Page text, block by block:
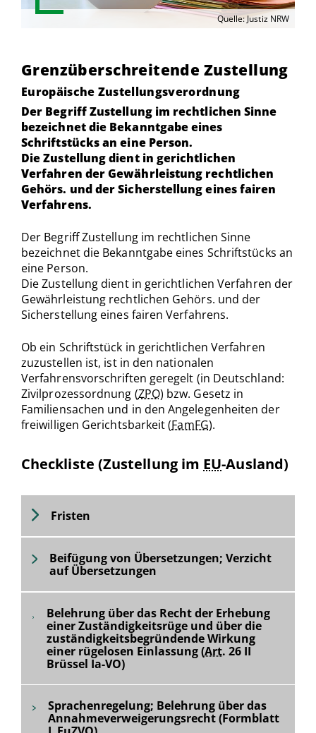
Quelle: Justiz NRW
Grenzüberschreitende Zustellung
Europäische Zustellungsverordnung
Der Begriff Zustellung im rechtlichen Sinne
bezeichnet die Bekanntgabe eines
Schriftstücks an eine Person.
Die Zustellung dient in gerichtlichen
Verfahren der Gewährleistung rechtlichen
Gehörs. und der Sicherstellung eines fairen
Verfahrens.
Der Begriff Zustellung im rechtlichen Sinne
bezeichnet die Bekanntgabe eines Schriftstücks an
eine Person.
Die Zustellung dient in gerichtlichen Verfahren der
Gewährleistung rechtlichen Gehörs. und der
Sicherstellung eines fairen Verfahrens.
Ob ein Schriftstück in gerichtlichen Verfahren
zuzustellen ist, ist in den nationalen
Verfahrensvorschriften geregelt (in Deutschland:
Zivilprozessordnung (ZPO) bzw. Gesetz in
Familiensachen und in den Angelegenheiten der
freiwilligen Gerichtsbarkeit (FamFG).
Checkliste (Zustellung im EU-Ausland)
Fristen
Beifügung von Übersetzungen; Verzicht
auf Übersetzungen
Belehrung über das Recht der Erhebung
einer Zuständigkeitsrüge und über die
zuständigkeitsbegründende Wirkung
einer rügelosen Einlassung (Art. 26 II
Brüssel Ia-VO)
Sprachenregelung; Belehrung über das
Annahmeverweigerungsrecht (Formblatt